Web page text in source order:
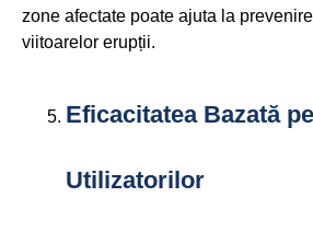
zone afectate poate ajuta la
viitoarelor erupții.
Eficacitatea Bazată
Utilizatorilor